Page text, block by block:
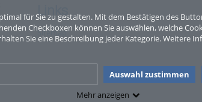
für Sie zu gestalten. Mit dem Bestätigen des
Checkboxen können Sie auswählen, welche
Sie eine Beschreibung jeder Kategorie. Weitere
Auswahl zustimmen
Mehr anzeigen
Links
Sitemap